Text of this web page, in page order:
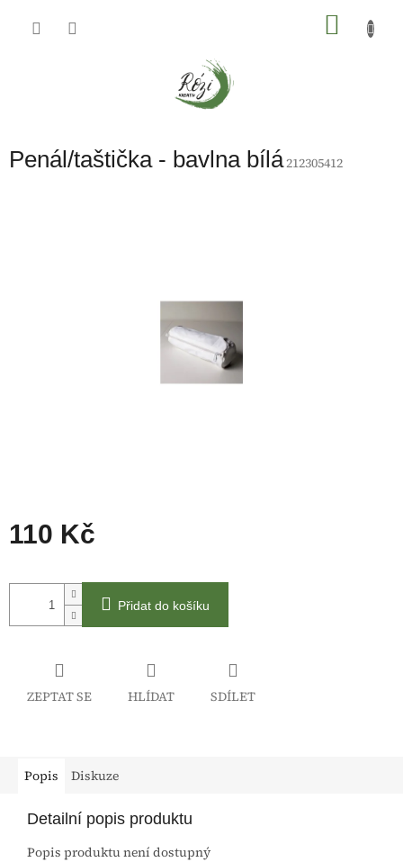
Penál/taštička - bavlna bílá212305412
110 Kč
cena:
Přidat do košíku
ZEPTAT SE HLÍDAT SDÍLET
Popis Diskuze
Detailní popis produktu
Popis produktu není dostupný